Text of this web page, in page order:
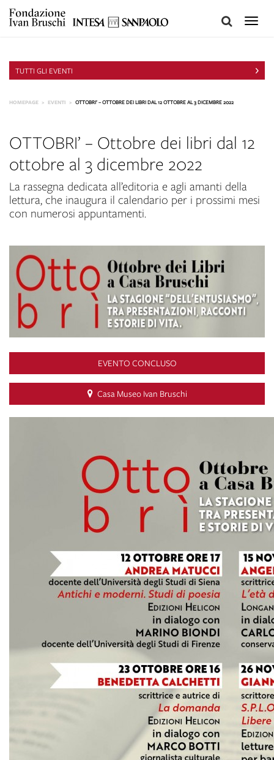
Toggle
TUTTI GLI EVENTI
HOMEPAGE EVENTI OTTOBRI’ – OTTOBRE DEI LIBRI DAL 12 OTTOBRE AL 3 DICEMBRE 2022
OTTOBRI’ – Ottobre dei libri dal 12
ottobre al 3 dicembre 2022
La rassegna dedicata all’editoria e agli amanti della
lettura, che inaugura il calendario per i prossimi mesi
con numerosi appuntamenti.
EVENTO CONCLUSO
Casa Museo Ivan Bruschi